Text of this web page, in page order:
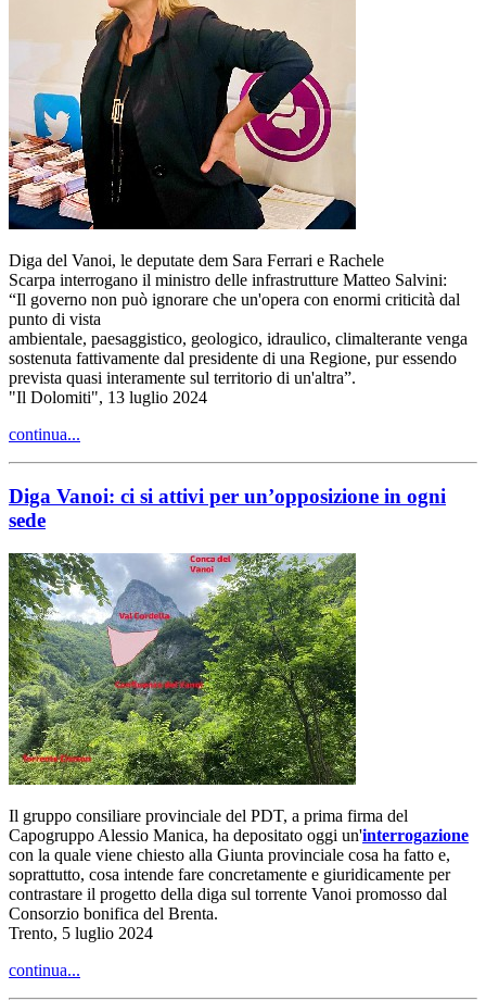
Diga del Vanoi, le deputate dem Sara Ferrari e Rachele
Scarpa interrogano il ministro delle infrastrutture Matteo Salvini:
“Il governo non può ignorare che un'opera con enormi criticità dal
punto di vista
ambientale, paesaggistico, geologico, idraulico, climalterante venga
sostenuta fattivamente dal presidente di una Regione, pur essendo
prevista quasi interamente sul territorio di un'altra”.
"Il Dolomiti", 13 luglio 2024
continua...
Diga Vanoi: ci si attivi per un’opposizione in ogni
sede
Il gruppo consiliare provinciale del PDT, a prima firma del
Capogruppo Alessio Manica, ha depositato oggi un'interrogazione
con la quale viene chiesto alla Giunta provinciale cosa ha fatto e,
soprattutto, cosa intende fare concretamente e giuridicamente per
contrastare il progetto della diga sul torrente Vanoi promosso dal
Consorzio bonifica del Brenta.
Trento, 5 luglio 2024
continua...